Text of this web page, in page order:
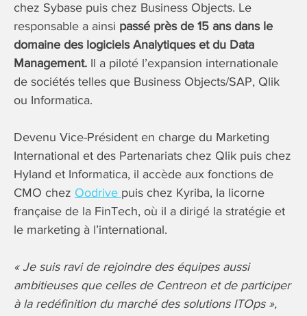
chez Sybase puis chez Business Objects. Le
responsable a ainsi passé près de 15 ans dans le
domaine des logiciels Analytiques et du Data
Management. Il a piloté l’expansion internationale
de sociétés telles que Business Objects/SAP, Qlik
ou Informatica.
Devenu Vice-Président en charge du Marketing
International et des Partenariats chez Qlik puis chez
Hyland et Informatica, il accède aux fonctions de
CMO chez Oodrive puis chez Kyriba, la licorne
française de la FinTech, où il a dirigé la stratégie et
le marketing à l’international.
« Je suis ravi de rejoindre des équipes aussi
ambitieuses que celles de Centreon et de participer
à la redéfinition du marché des solutions ITOps »,